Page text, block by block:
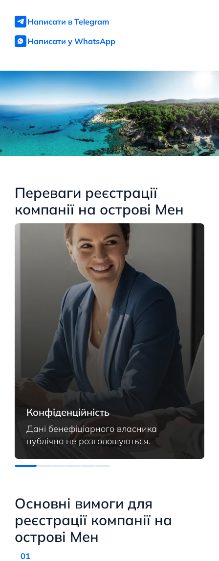
Написати в Telegram
Написати у WhatsApp
Переваги реєстрації
компанії на острові Мен
Конфіденційність
Дані бенефіціарного власника
публічно не розголошуються.
Основні вимоги для
реєстрації компанії на
острові Мен